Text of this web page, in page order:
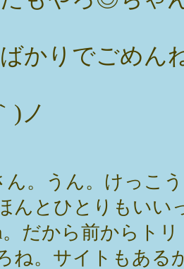
かりでごめん
)ノ
ん。うん。けっこ
んとひとりもいい
。だから前からト
ね。サイトもある